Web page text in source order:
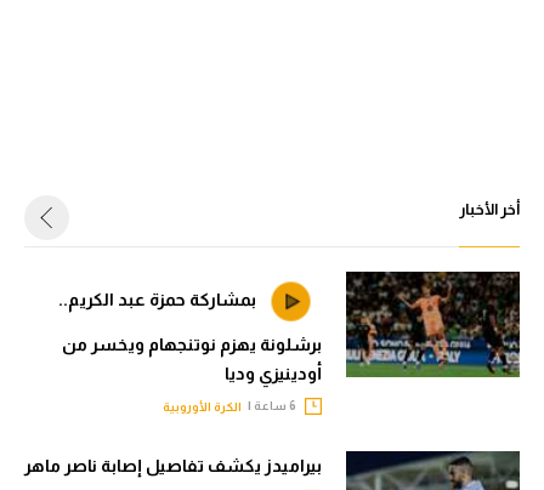
أخر الأخبار
بمشاركة حمزة عبد الكريم..
برشلونة يهزم نوتنجهام ويخسر من
أودينيزي وديا
الكرة الأوروبية
بيراميدز يكشف تفاصيل إصابة ناصر ماهر